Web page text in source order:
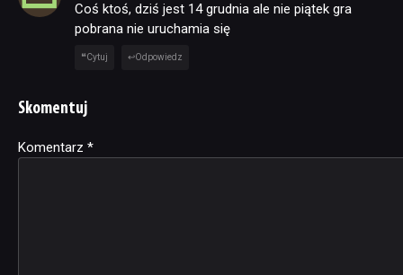
Coś ktoś, dziś jest 14 grudnia ale nie piątek gra
pobrana nie uruchamia się
Cytuj Odpowiedz
Skomentuj
Komentarz *
Alternative: